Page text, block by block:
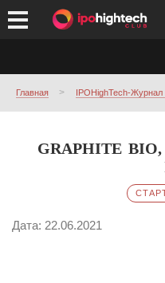
Главная IPOHighTech-Журнал
GRAPHITE
Дата: 22.06.2021